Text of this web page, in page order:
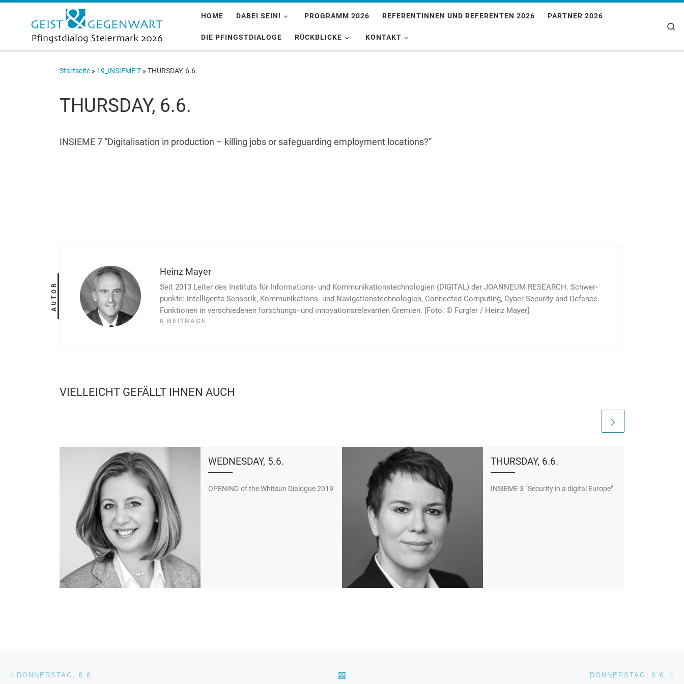
Zum Inhalt springen HOME DABEI SEIN! PROGRAMM 2026 REFERENTINNEN UND REFERENTEN 2026 PARTNER 2026
DIE PFINGSTDIALOGE RÜCKBLICKE KONTAKT
Startseite » 19_INSIEME 7 » THURSDAY, 6.6.
THURSDAY, 6.6.
INSIEME 7 “Digitalisation in production – killing jobs or safeguarding employment locations?”
AUTOR
Heinz Mayer
Seit 2013 Leiter des Instituts für Informations- und Kom­muni­kations­techno­logien (DIGITAL) der JOANNEUM RESEARCH. Schwer­
punkte: intelligente Sensorik, Kom­muni­kations- und Navi­gations­tech­no­logien, Connected Com­puting, Cyber Security and Defence.
Funktionen in ver­schie­denen for­schungs- und inno­vations­relevanten Gremien. [Foto: © Furgler / Heinz Mayer]
8 BEITRÄGE
VIELLEICHT GEFÄLLT IHNEN AUCH
WEDNESDAY, 5.6.
OPENING of the Whitsun Dialogue 2019
THURSDAY, 6.6.
INSIEME 3 “Security in a digital Europe”
Beitragsnavigation
DONNERSTAG, 6.6. DONNERSTAG, 6.6.